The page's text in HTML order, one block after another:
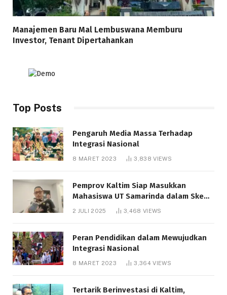
Manajemen Baru Mal Lembuswana Memburu
Investor, Tenant Dipertahankan
Top Posts
Pengaruh Media Massa Terhadap
Integrasi Nasional
8 MARET 2023 3,838VIEWS
Pemprov Kaltim Siap Masukkan
Mahasiswa UT Samarinda dalam Skema
Bantuan Pendidikan Gratispol
2 JULI 2025 3,468 VIEWS
Peran Pendidikan dalam Mewujudkan
Integrasi Nasional
8 MARET 2023 3,364VIEWS
Tertarik Berinvestasi di Kaltim,